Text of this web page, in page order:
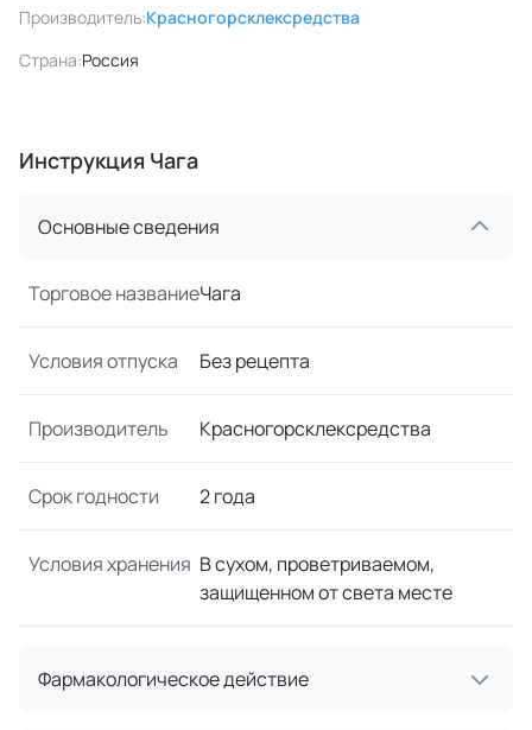
Производитель:Красногорсклексредства
Страна:Россия
Инструкция Чага
Основные сведения
Торговое названиеЧага
Условия отпуска Без рецепта
Производитель Красногорсклексредства
Срок годности 2 года
Условия хранения В сухом, проветриваемом,
защищенном от света месте
Фармакологическое действие